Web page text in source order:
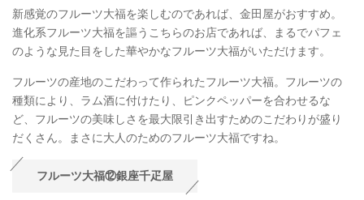
新感覚のフルーツ大福を楽しむのであれば、金田屋がおすすめ。
進化系フルーツ大福を謳うこちらのお店であれば、まるでパフェ
のような見た目をした華やかなフルーツ大福がいただけます。
フルーツの産地のこだわって作られたフルーツ大福。フルーツの
種類により、ラム酒に付けたり、ピンクペッパーを合わせるな
ど、フルーツの美味しさを最大限引き出すためのこだわりが盛り
だくさん。まさに大人のためのフルーツ大福ですね。
フルーツ大福⑫銀座千疋屋